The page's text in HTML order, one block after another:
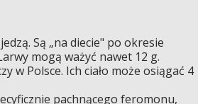
Są „na diecie" po okresie
mogą ważyć nawet 12 g.
w Polsce. Ich ciało może osiągać 4
pachnącego feromonu,